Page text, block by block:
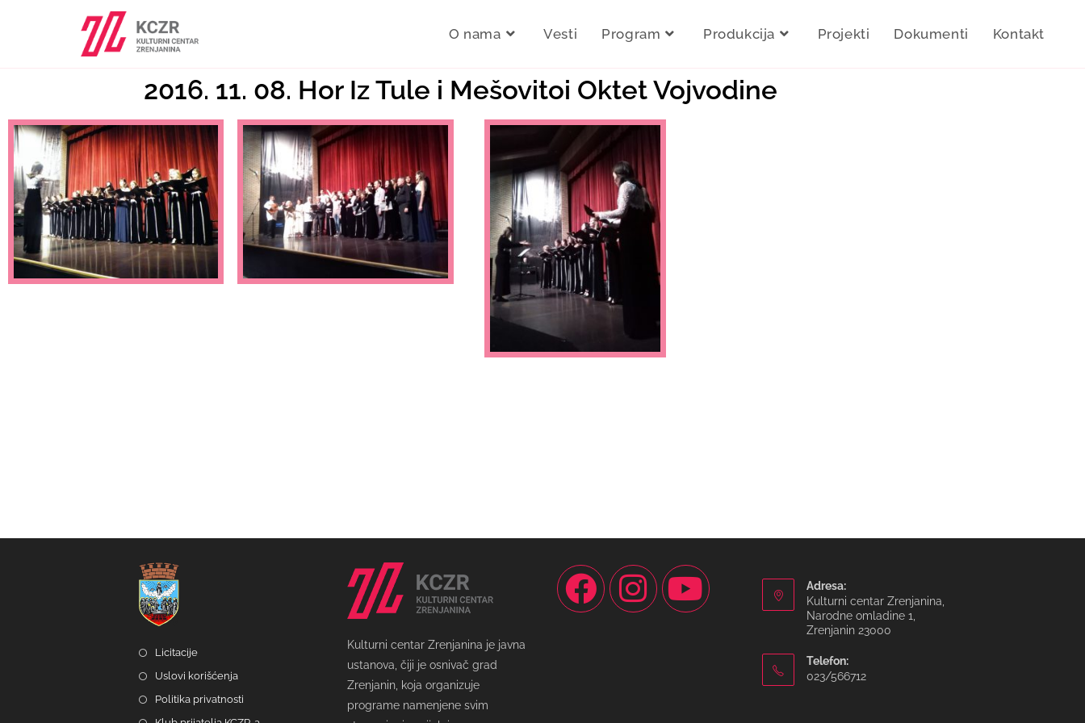
O nama Vesti Program Produkcija Projekti Dokumenti Kontakt
2016. 11. 08. Hor Iz Tule i Mešovitoi Oktet Vojvodine
Licitacije
Uslovi korišćenja
Politika privatnosti
Kulturni centar Zrenjanina je javna
ustanova, čiji je osnivač grad
Zrenjanin, koja organizuje
programe namenjene svim
Adresa:
Kulturni centar Zrenjanina,
Narodne omladine 1,
Zrenjanin 23000
Telefon:
023/566712